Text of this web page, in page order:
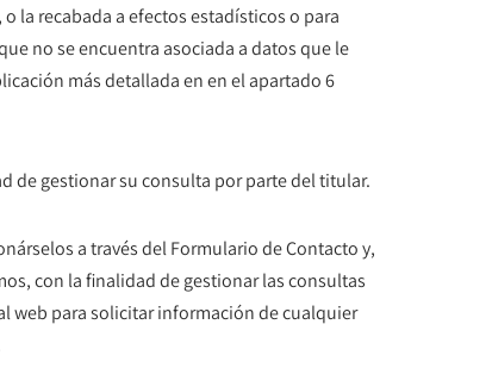
la recabada a efectos estadísticos o para
no se encuentra asociada a datos que le
más detallada en en el apartado 6
de gestionar su consulta por parte del titular.
a través del Formulario de Contacto y,
con la finalidad de gestionar las consultas
web para solicitar información de cualquier